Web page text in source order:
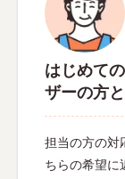
はじめて
ザーの方
担当の方の対
ちらの希望に